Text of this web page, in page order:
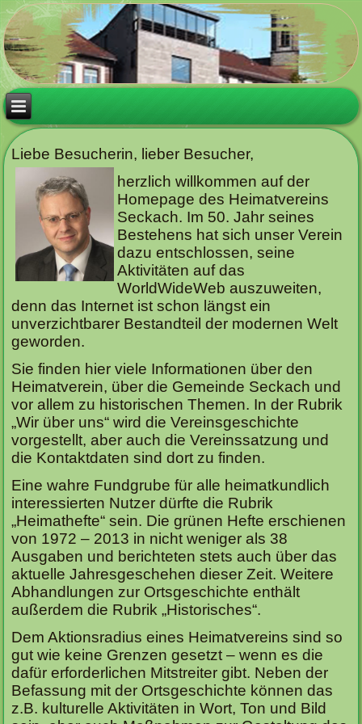
Liebe Besucherin, lieber Besucher,
herzlich willkommen auf der
Homepage des Heimatvereins
Seckach. Im 50. Jahr seines
Bestehens hat sich unser Verein
dazu entschlossen, seine
Aktivitäten auf das
WorldWideWeb auszuweiten,
denn das Internet ist schon längst ein
unverzichtbarer Bestandteil der modernen Welt
geworden.
Sie finden hier viele Informationen über den
Heimatverein, über die Gemeinde Seckach und
vor allem zu historischen Themen. In der Rubrik
„Wir über uns“ wird die Vereinsgeschichte
vorgestellt, aber auch die Vereinssatzung und
die Kontaktdaten sind dort zu finden.
Eine wahre Fundgrube für alle heimatkundlich
interessierten Nutzer dürfte die Rubrik
„Heimathefte“ sein. Die grünen Hefte erschienen
von 1972 – 2013 in nicht weniger als 38
Ausgaben und berichteten stets auch über das
aktuelle Jahresgeschehen dieser Zeit. Weitere
Abhandlungen zur Ortsgeschichte enthält
außerdem die Rubrik „Historisches“.
Dem Aktionsradius eines Heimatvereins sind so
gut wie keine Grenzen gesetzt – wenn es die
dafür erforderlichen Mitstreiter gibt. Neben der
Befassung mit der Ortsgeschichte können das
z.B. kulturelle Aktivitäten in Wort, Ton und Bild